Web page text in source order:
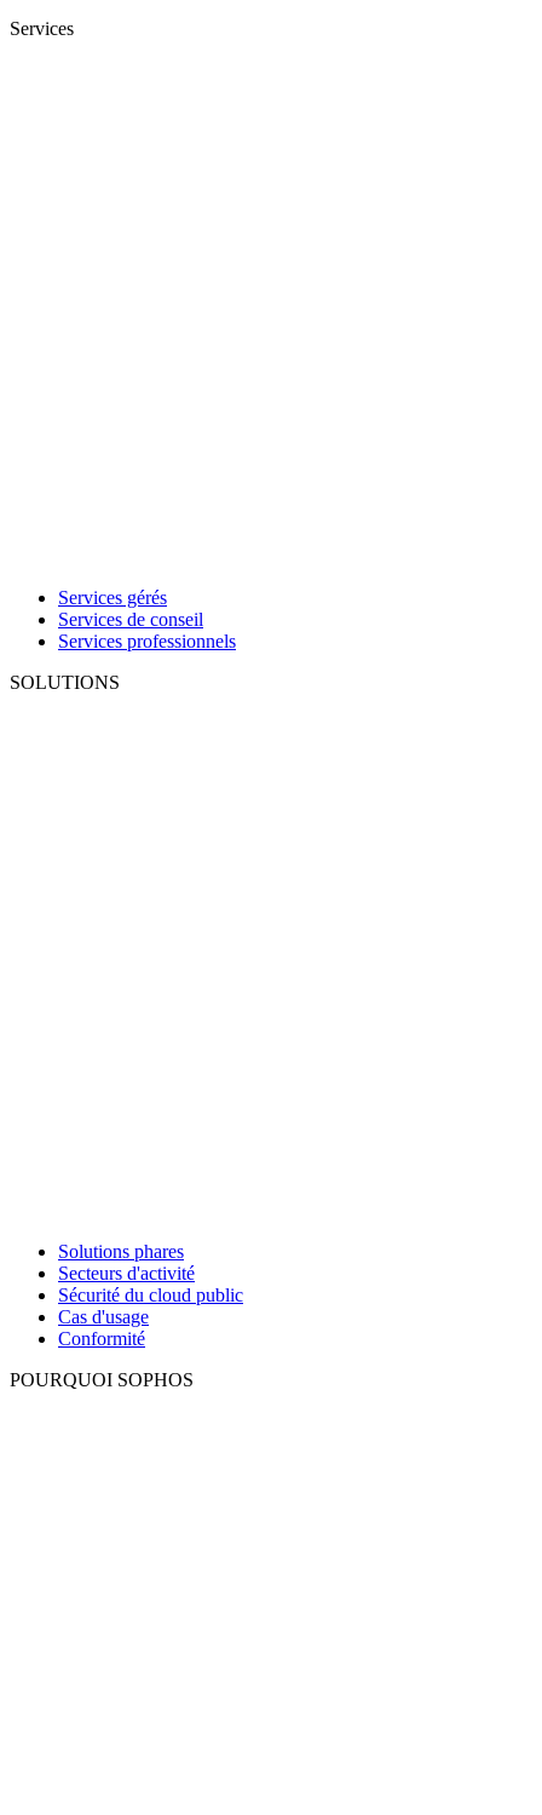
Services
Services gérés
Services de conseil
Services professionnels
SOLUTIONS
Solutions phares
Secteurs d'activité
Sécurité du cloud public
Cas d'usage
Conformité
POURQUOI SOPHOS